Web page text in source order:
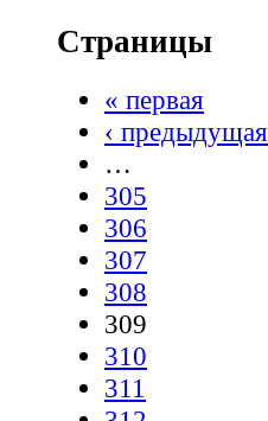
Страницы
« первая
‹ предыдущая
…
305
306
307
308
309
310
311